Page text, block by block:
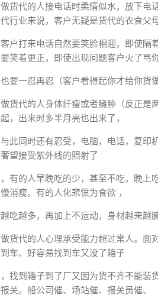
做货代的人接电话时柔情似水，放下电
代行业来说，客户无疑是货代的衣食父母
客户打来电话自然要笑脸相迎，即使隔
要笑着更正，即使出现问题客户火了骂你
也要一忍再忍（客户看得起你才给你货
做货代的人身体纤瘦或者臃肿（反正是
起，出来时多半月亮也出来了，
与此同时还有忍受，电脑，电话，复印
奢望接受紫外线的照射了
，有的人早晚吃的少，甚至不吃，晚上
慢消瘦。有的人化悲愤为食欲 ，
越吃越多，再加上不运动，身材越来越臃
做货代的人心理承受能力超过常人。面
到车、好容易找到车又没了箱子
，找到箱子到了厂又因为货不齐不能装
报关。船公司催、场站催、报关员催、